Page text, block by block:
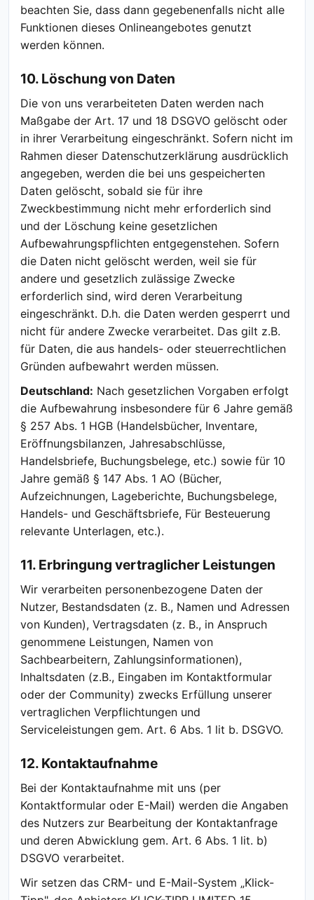
beachten Sie, dass dann gegebenenfalls nicht alle
Funktionen dieses Onlineangebotes genutzt
werden können.
10. Löschung von Daten
Die von uns verarbeiteten Daten werden nach
Maßgabe der Art. 17 und 18 DSGVO gelöscht oder
in ihrer Verarbeitung eingeschränkt. Sofern nicht im
Rahmen dieser Datenschutzerklärung ausdrücklich
angegeben, werden die bei uns gespeicherten
Daten gelöscht, sobald sie für ihre
Zweckbestimmung nicht mehr erforderlich sind
und der Löschung keine gesetzlichen
Aufbewahrungspflichten entgegenstehen. Sofern
die Daten nicht gelöscht werden, weil sie für
andere und gesetzlich zulässige Zwecke
erforderlich sind, wird deren Verarbeitung
eingeschränkt. D.h. die Daten werden gesperrt und
nicht für andere Zwecke verarbeitet. Das gilt z.B.
für Daten, die aus handels- oder steuerrechtlichen
Gründen aufbewahrt werden müssen.
Deutschland: Nach gesetzlichen Vorgaben erfolgt
die Aufbewahrung insbesondere für 6 Jahre gemäß
§ 257 Abs. 1 HGB (Handelsbücher, Inventare,
Eröffnungsbilanzen, Jahresabschlüsse,
Handelsbriefe, Buchungsbelege, etc.) sowie für 10
Jahre gemäß § 147 Abs. 1 AO (Bücher,
Aufzeichnungen, Lageberichte, Buchungsbelege,
Handels- und Geschäftsbriefe, Für Besteuerung
relevante Unterlagen, etc.).
11. Erbringung vertraglicher Leistungen
Wir verarbeiten personenbezogene Daten der
Nutzer, Bestandsdaten (z. B., Namen und Adressen
von Kunden), Vertragsdaten (z. B., in Anspruch
genommene Leistungen, Namen von
Sachbearbeitern, Zahlungsinformationen),
Inhaltsdaten (z.B., Eingaben im Kontaktformular
oder der Community) zwecks Erfüllung unserer
vertraglichen Verpflichtungen und
Serviceleistungen gem. Art. 6 Abs. 1 lit b. DSGVO.
12. Kontaktaufnahme
Bei der Kontaktaufnahme mit uns (per
Kontaktformular oder E-Mail) werden die Angaben
des Nutzers zur Bearbeitung der Kontaktanfrage
und deren Abwicklung gem. Art. 6 Abs. 1 lit. b)
DSGVO verarbeitet.
Wir setzen das CRM- und E-Mail-System „Klick-